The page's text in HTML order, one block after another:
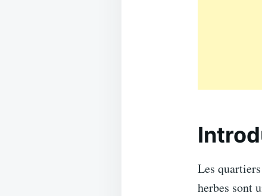
Les
herbes sont